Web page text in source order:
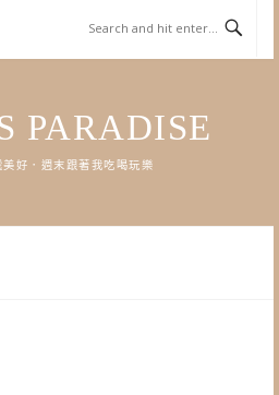
PARADISE
美好．週末跟著我吃喝玩樂